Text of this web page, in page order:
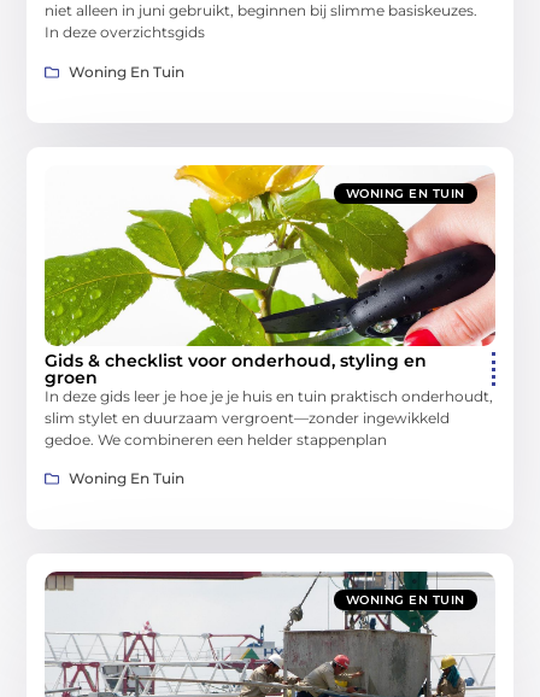
niet alleen in juni gebruikt, beginnen bij slimme basiskeuzes.
In deze overzichtsgids
Woning En Tuin
WONING EN TUIN
Gids & checklist voor onderhoud, styling en
groen
In deze gids leer je hoe je je huis en tuin praktisch onderhoudt,
slim stylet en duurzaam vergroent—zonder ingewikkeld
gedoe. We combineren een helder stappenplan
Woning En Tuin
WONING EN TUIN